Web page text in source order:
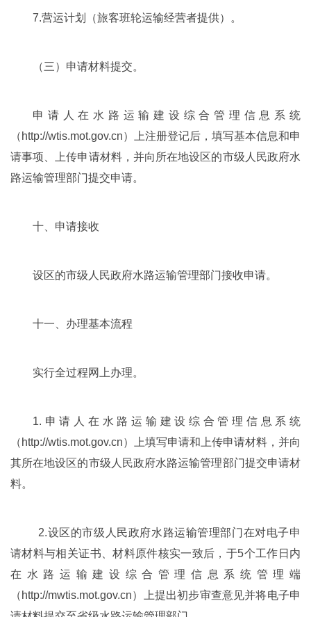
7.营运计划（旅客班轮运输经营者提供）。
（三）申请材料提交。
申请人在水路运输建设综合管理信息系统
（http://wtis.mot.gov.cn）上注册登记后，填写基本信息和申
请事项、上传申请材料，并向所在地设区的市级人民政府水
路运输管理部门提交申请。
十、申请接收
设区的市级人民政府水路运输管理部门接收申请。
十一、办理基本流程
实行全过程网上办理。
1.申请人在水路运输建设综合管理信息系统
（http://wtis.mot.gov.cn）上填写申请和上传申请材料，并向
其所在地设区的市级人民政府水路运输管理部门提交申请材
料。
2.设区的市级人民政府水路运输管理部门在对电子申
请材料与相关证书、材料原件核实一致后，于5个工作日内
在水路运输建设综合管理信息系统管理端
（http://mwtis.mot.gov.cn）上提出初步审查意见并将电子申